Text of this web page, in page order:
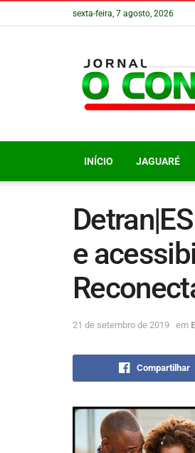
sexta-feira, 7 agosto, 2026
INÍCIO JAGUARÉ
e
21 de setembro de 2019 em
Compartilhar